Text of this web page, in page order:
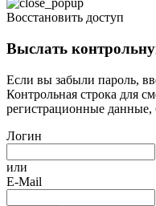
Восстановить доступ
Выслать
Если вы забыли пароль,
Контрольная строка для
регистрационные
Логин
или
E-Mail